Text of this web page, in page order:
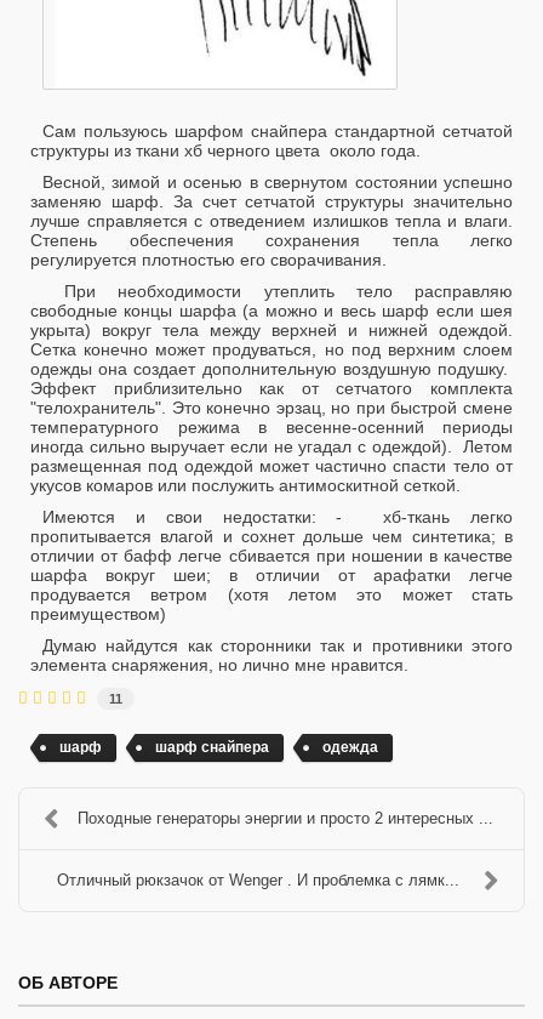
Сам пользуюсь шарфом снайпера стандартной сетчатой
структуры из ткани хб черного цвета около года.
Весной, зимой и осенью в свернутом состоянии успешно
заменяю шарф. За счет сетчатой структуры значительно
лучше справляется с отведением излишков тепла и влаги.
Степень обеспечения сохранения тепла легко
регулируется плотностью его сворачивания.
При необходимости утеплить тело расправляю
свободные концы шарфа (а можно и весь шарф если шея
укрыта) вокруг тела между верхней и нижней одеждой.
Сетка конечно может продуваться, но под верхним слоем
одежды она создает дополнительную воздушную подушку.
Эффект приблизительно как от сетчатого комплекта
"телохранитель". Это конечно эрзац, но при быстрой смене
температурного режима в весенне-осенний периоды
иногда сильно выручает если не угадал с одеждой). Летом
размещенная под одеждой может частично спасти тело от
укусов комаров или послужить антимоскитной сеткой.
Имеются и свои недостатки: - хб-ткань легко
пропитывается влагой и сохнет дольше чем синтетика; в
отличии от бафф легче сбивается при ношении в качестве
шарфа вокруг шеи; в отличии от арафатки легче
продувается ветром (хотя летом это может стать
преимуществом)
Думаю найдутся как сторонники так и противники этого
элемента снаряжения, но лично мне нравится.
11
шарф шарф снайпера одежда
Походные генераторы энергии и просто 2 интересных ...
Отличный рюкзачок от Wenger . И проблемка с лямк...
ОБ АВТОРЕ